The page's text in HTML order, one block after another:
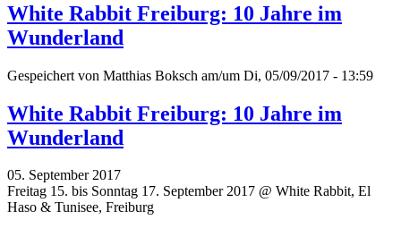
White Rabbit Freiburg: 10 Jahre im
Wunderland
Gespeichert von Matthias Boksch am/um Di, 05/09/2017 - 13:59
White Rabbit Freiburg: 10 Jahre im
Wunderland
05. September 2017
Freitag 15. bis Sonntag 17. September 2017 @ White Rabbit, El
Haso & Tunisee, Freiburg